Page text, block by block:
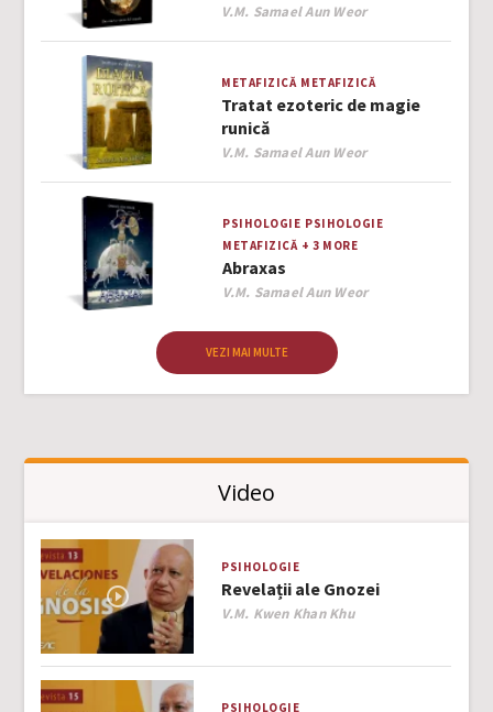
Author
V.M. Samael Aun Weor
METAFIZICĂ METAFIZICĂ
Tratat ezoteric de magie
runică
Author
V.M. Samael Aun Weor
PSIHOLOGIE PSIHOLOGIE
METAFIZICĂ + 3 MORE
Abraxas
Author
V.M. Samael Aun Weor
VEZI MAI MULTE
Video
PSIHOLOGIE
Revelații ale Gnozei
Author
V.M. Kwen Khan Khu
PSIHOLOGIE